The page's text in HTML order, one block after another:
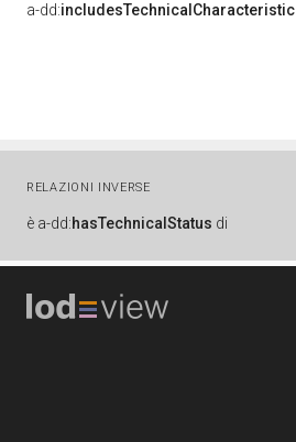
a-dd:includesTechnicalCharacteristic
RELAZIONI INVERSE
è a-dd:hasTechnicalStatus di